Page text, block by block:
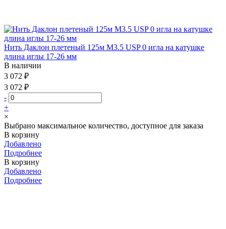
Нить Даклон плетеный 125м М3.5 USP 0 игла на катушке
длина иглы 17-26 мм
В наличии
3 072 ₽
3 072 ₽
-
+
×
Выбрано максимальное количество, доступное для заказа
В корзину
Добавлено
Подробнее
В корзину
Добавлено
Подробнее